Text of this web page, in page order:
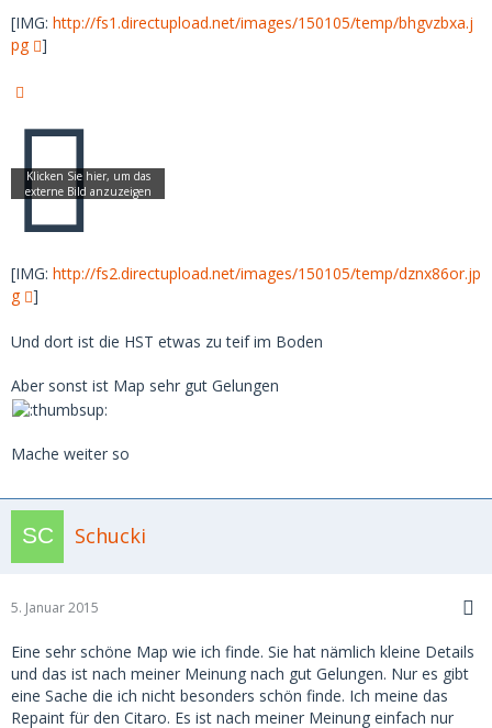
[IMG: http://fs1.directupload.net/images/150105/temp/bhgvzbxa.j
pg
]
[IMG: http://fs2.directupload.net/images/150105/temp/dznx86or.jp
g
]
Und dort ist die HST etwas zu teif im Boden
Aber sonst ist Map sehr gut Gelungen
Mache weiter so
Schucki
5. Januar 2015
Eine sehr schöne Map wie ich finde. Sie hat nämlich kleine Details
und das ist nach meiner Meinung nach gut Gelungen. Nur es gibt
eine Sache die ich nicht besonders schön finde. Ich meine das
Repaint für den Citaro. Es ist nach meiner Meinung einfach nur